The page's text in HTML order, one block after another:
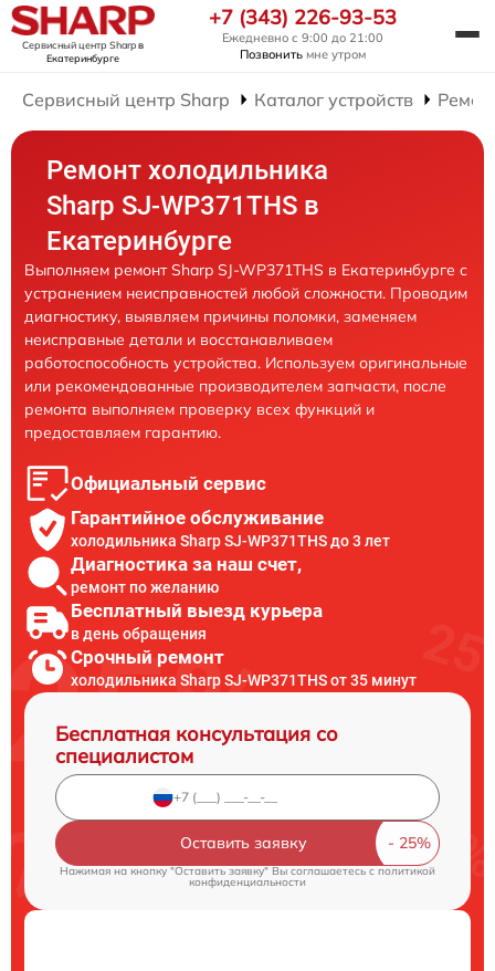
Сервисный центр Sharpв
Екатеринбурге
+7 (343) 226-93-53
Ежедневно с 9:00 до 21:00
Позвонить мне утром
Сервисный центр Sharp Каталог устройств
Ремонт холодильника
Sharp SJ-WP371THS в
Екатеринбурге
Выполняем ремонт Sharp SJ-WP371THS в Екатеринбурге с
устранением неисправностей любой сложности. Проводим
диагностику, выявляем причины поломки, заменяем
неисправные детали и восстанавливаем
работоспособность устройства. Используем оригинальные
или рекомендованные производителем запчасти, после
ремонта выполняем проверку всех функций и
предоставляем гарантию.
Официальный сервис
Гарантийное обслуживание
холодильника Sharp SJ-WP371THS до 3 лет
Диагностика за наш счет,
ремонт по желанию
Бесплатный выезд курьера
в день обращения
Срочный ремонт
холодильника Sharp SJ-WP371THS от 35 минут
Бесплатная консультация со
специалистом
Оставить заявку
Нажимая на кнопку "Оставить заявку" Вы соглашаетесь cполитикой
конфиденциальности